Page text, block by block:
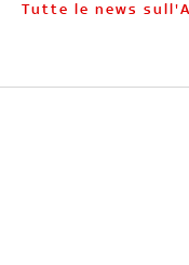
Tutte le news